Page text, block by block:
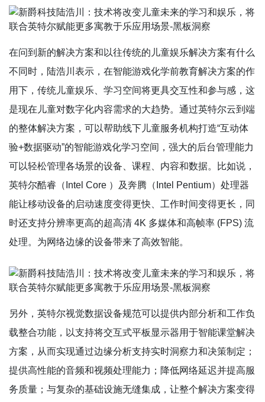
在问到新的解决方案和以往传统的儿童娱乐解决方案有什么
不同时，陆浩川表示，在智能游戏化学前教育解决方案的作
用下，传统儿童娱乐、学习空间将更具交互性和参与感，这
是现在儿童对数字化内容需求的大趋势。通过英特尔云到端
的整体解决方案，可以帮助线下儿童服务机构打造“互动体
验+数据驱动”的智能游戏化学习空间，强大的后台管理能力
可以轻松管理各场景的设备、课程、内容和数据。比如说，
英特尔酷睿（Intel Core ）及奔腾（Intel Pentium）处理器
能让移动设备的启动速度变得更快、工作时间变得更长，同
时还支持分辨率更高的超高清 4K 多媒体和高帧率 (FPS) 流
处理。为网络边缘的设备带来了高效智能。
另外，英特尔视觉数据设备规范可以提供内部分析和工作负
载整合功能，以支持将交互式平板显示器用于智能课堂解决
方案，从而实现通过边缘分析支持实时洞察力和决策制定；
提供高性能的音频和视频处理能力；降低网络延迟并提高服
务质量；与复杂的基础设施无缝集成，让整个解决方案变得